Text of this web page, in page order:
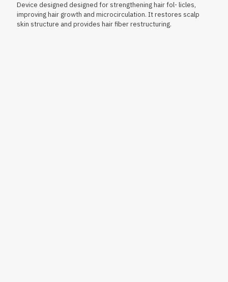
Device designed designed for strengthening hair fol- licles,
improving hair growth and microcirculation. It restores scalp
skin structure and provides hair fiber restructuring.